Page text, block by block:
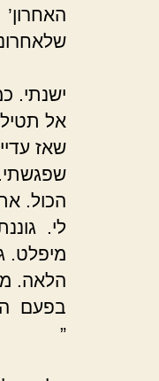
ישנתי.
אל
שאז
הכול.
לי.
מיפלט.
הלאה.
בפעם